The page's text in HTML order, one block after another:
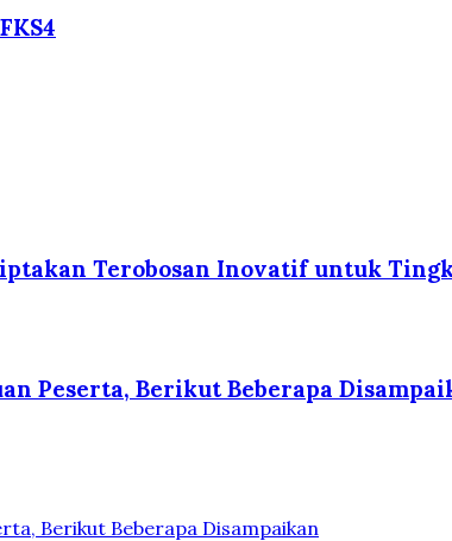
Terobosan Inovatif untuk
Peserta, Berikut Beberapa
Berikut Beberapa Disampaikan